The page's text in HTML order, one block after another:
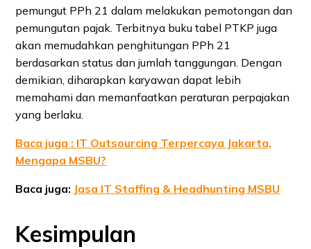
pemungut PPh 21 dalam melakukan pemotongan dan
pemungutan pajak. Terbitnya buku tabel PTKP juga
akan memudahkan penghitungan PPh 21
berdasarkan status dan jumlah tanggungan. Dengan
demikian, diharapkan karyawan dapat lebih
memahami dan memanfaatkan peraturan perpajakan
yang berlaku.
Baca juga : IT Outsourcing Terpercaya Jakarta,
Mengapa MSBU?
Baca juga: Jasa IT Staffing & Headhunting MSBU
Kesimpulan